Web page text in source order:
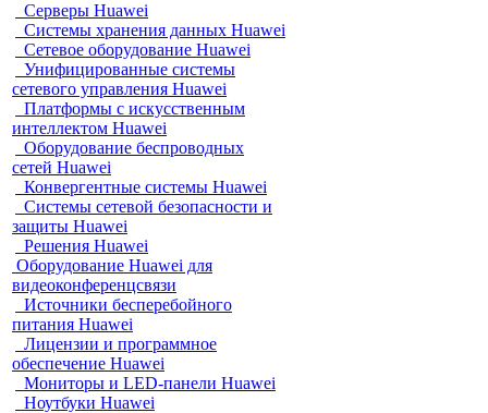
Серверы Huawei
Системы хранения данных Huawei
Сетевое оборудование Huawei
Унифицированные системы
сетевого управления Huawei
Платформы с искусственным
интеллектом Huawei
Оборудование беспроводных
сетей Huawei
Конвергентные системы Huawei
Системы сетевой безопасности и
защиты Huawei
Решения Huawei
Оборудование Huawei для
видеоконференцсвязи
Источники бесперебойного
питания Huawei
Лицензии и программное
обеспечение Huawei
Мониторы и LED-панели Huawei
Ноутбуки Huawei